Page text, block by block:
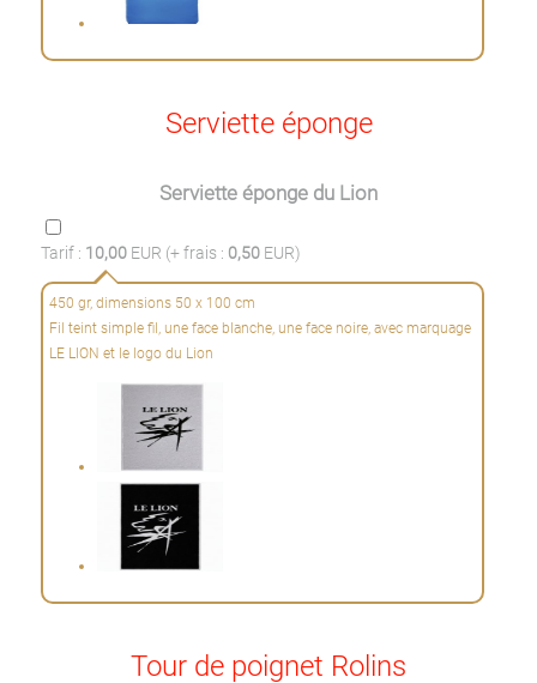
Serviette éponge
Serviette éponge du Lion
Tarif : 10,00 EUR (+ frais : 0,50 EUR)
450 gr, dimensions 50 x 100 cm
Fil teint simple fil, une face blanche, une face noire, avec marquage
LE LION et le logo du Lion
Tour de poignet Rolins